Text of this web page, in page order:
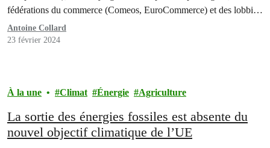
fédérations du commerce (Comeos, EuroCommerce) et des lobbies
de l'industrie alimentaire (Fevia, FoodDrinkEurope). Ces différents
acteurs sont à la base du système qui met massivement sous…
Antoine Collard
23 février 2024
À la une Climat Énergie Agriculture
La sortie des énergies fossiles est absente du
nouvel objectif climatique de l’UE